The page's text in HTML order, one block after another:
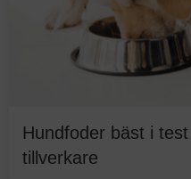
Hundfoder bäst i
tillverkare